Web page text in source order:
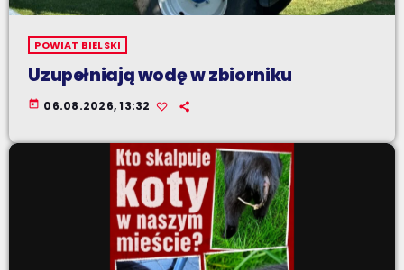
POWIAT BIELSKI
Uzupełniają wodę w zbiorniku
today 06.08.2026, 13:32